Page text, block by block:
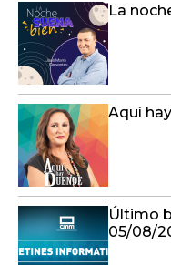
La
Aquí
Último
05/08/